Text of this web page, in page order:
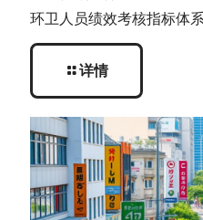
环卫人员绩效考核指标体
详情